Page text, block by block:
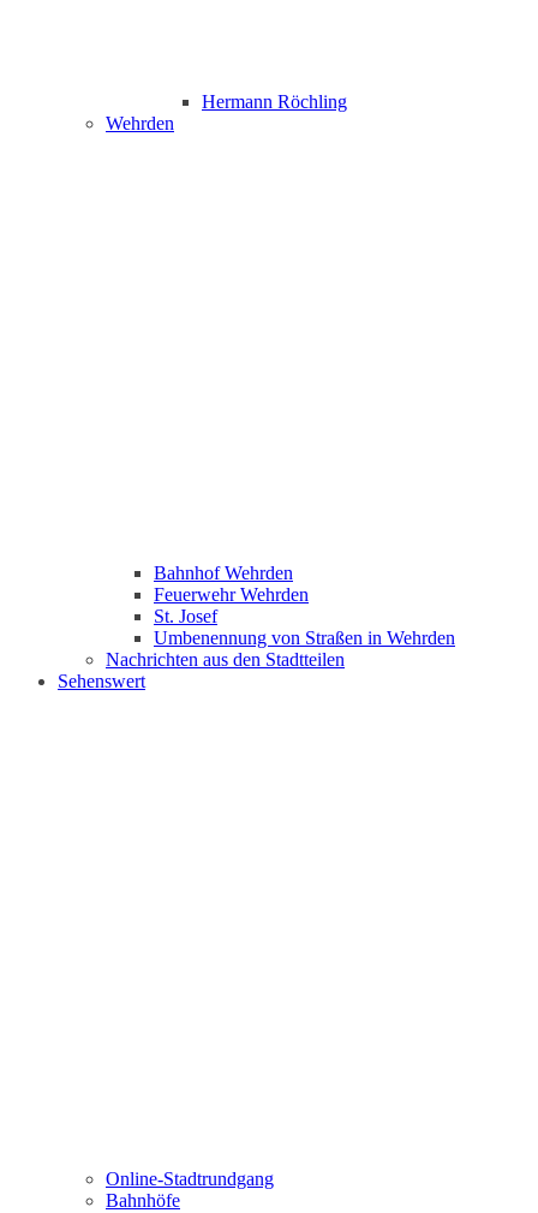
Hermann Röchling
Wehrden
Bahnhof Wehrden
Feuerwehr Wehrden
St. Josef
Umbenennung von Straßen in Wehrden
Nachrichten aus den Stadtteilen
Sehenswert
Online-Stadtrundgang
Bahnhöfe